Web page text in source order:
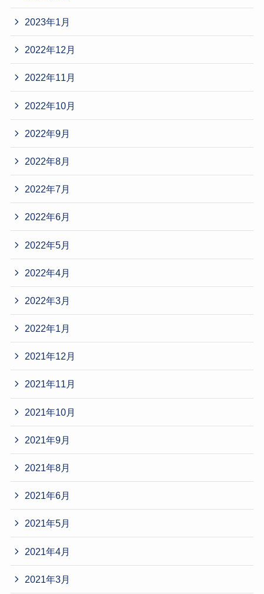
2023年1月
2022年12月
2022年11月
2022年10月
2022年9月
2022年8月
2022年7月
2022年6月
2022年5月
2022年4月
2022年3月
2022年1月
2021年12月
2021年11月
2021年10月
2021年9月
2021年8月
2021年6月
2021年5月
2021年4月
2021年3月